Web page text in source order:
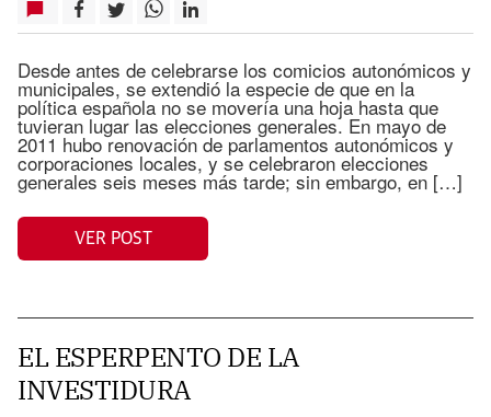
Desde antes de celebrarse los comicios autonómicos y
municipales, se extendió la especie de que en la
política española no se movería una hoja hasta que
tuvieran lugar las elecciones generales. En mayo de
2011 hubo renovación de parlamentos autonómicos y
corporaciones locales, y se celebraron elecciones
generales seis meses más tarde; sin embargo, en […]
VER POST
EL ESPERPENTO DE LA
INVESTIDURA